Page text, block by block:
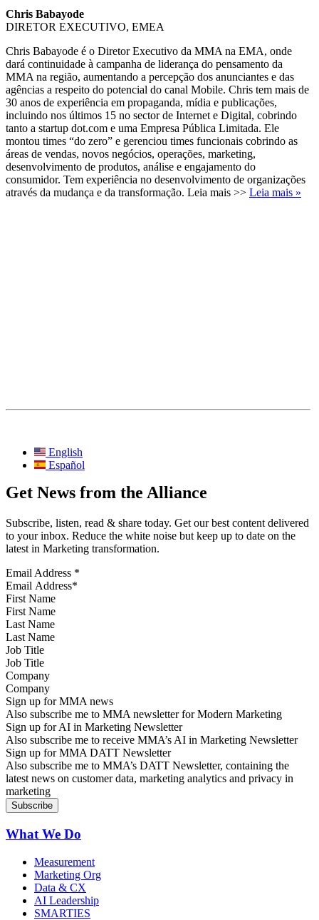
Chris Babayode
DIRETOR EXECUTIVO, EMEA
Chris Babayode é o Diretor Executivo da MMA na EMA, onde
dará continuidade à campanha de liderança do pensamento da
MMA na região, aumentando a percepção dos anunciantes e das
agências a respeito do potencial do canal Mobile. Chris tem mais de
30 anos de experiência em propaganda, mídia e publicações,
incluindo nos últimos 15 no sector de Internet e Digital, cobrindo
tanto a startup dot.com e uma Empresa Pública Limitada. Ele
montou times “do zero” e gerenciou times funcionais cobrindo as
áreas de vendas, novos negócios, operações, marketing,
desenvolvimento de produtos, análise e engajamento do
consumidor. Tem experiência no desenvolvimento de organizações
através da mudança e da transformação. Leia mais >> Leia mais »
English
Español
Get News from the Alliance
Subscribe, listen, read & share today. Get our best content delivered
to your inbox. Reduce the white noise but keep up to date on the
latest in Marketing transformation.
Email Address *
First Name
Last Name
Job Title
Company
Sign up for MMA news
Also subscribe me to MMA newsletter for Modern Marketing
Sign up for AI in Marketing Newsletter
Also subscribe me to receive MMA’s AI in Marketing Newsletter
Sign up for MMA DATT Newsletter
Also subscribe me to MMA’s DATT Newsletter, containing the
latest news on customer data, marketing analytics and privacy in
marketing
What We Do
Measurement
Marketing Org
Data & CX
AI Leadership
SMARTIES